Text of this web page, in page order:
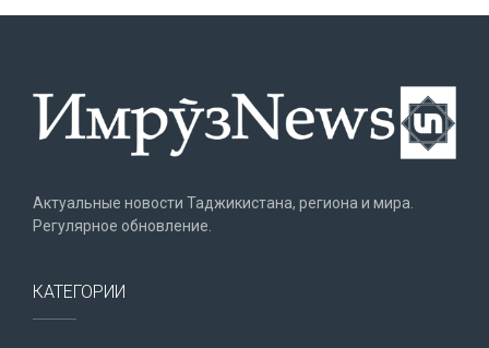
Актуальные новости Таджикистана, региона и мира.
Регулярное обновление.
КАТЕГОРИИ